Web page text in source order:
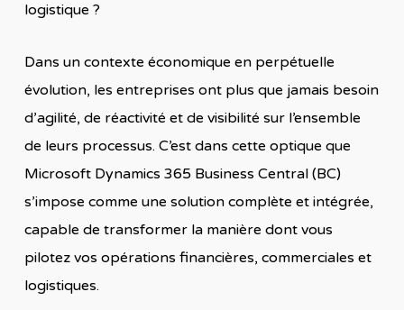
logistique ?
Dans un contexte économique en perpétuelle
évolution, les entreprises ont plus que jamais besoin
d’agilité, de réactivité et de visibilité sur l’ensemble
de leurs processus. C’est dans cette optique que
Microsoft Dynamics 365 Business Central (BC)
s’impose comme une solution complète et intégrée,
capable de transformer la manière dont vous
pilotez vos opérations financières, commerciales et
logistiques.